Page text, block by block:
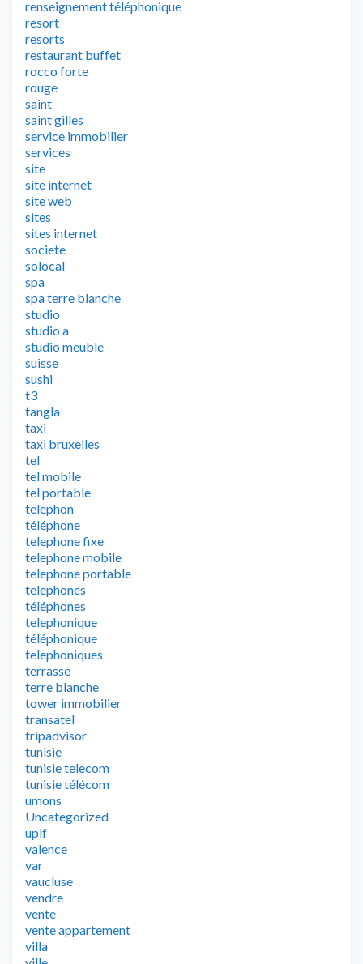
renseignement téléphonique
resort
resorts
restaurant buffet
rocco forte
rouge
saint
saint gilles
service immobilier
services
site
site internet
site web
sites
sites internet
societe
solocal
spa
spa terre blanche
studio
studio a
studio meuble
suisse
sushi
t3
tangla
taxi
taxi bruxelles
tel
tel mobile
tel portable
telephon
téléphone
telephone fixe
telephone mobile
telephone portable
telephones
téléphones
telephonique
téléphonique
telephoniques
terrasse
terre blanche
tower immobilier
transatel
tripadvisor
tunisie
tunisie telecom
tunisie télécom
umons
Uncategorized
uplf
valence
var
vaucluse
vendre
vente
vente appartement
villa